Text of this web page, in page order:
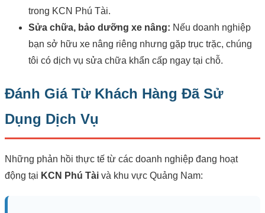
trong KCN Phú Tài.
Sửa chữa, bảo dưỡng xe nâng: Nếu doanh nghiệp
bạn sở hữu xe nâng riêng nhưng gặp trục trặc, chúng
tôi có dịch vụ sửa chữa khẩn cấp ngay tại chỗ.
Đánh Giá Từ Khách Hàng Đã Sử
Dụng Dịch Vụ
Những phản hồi thực tế từ các doanh nghiệp đang hoạt
động tại KCN Phú Tài và khu vực Quảng Nam: